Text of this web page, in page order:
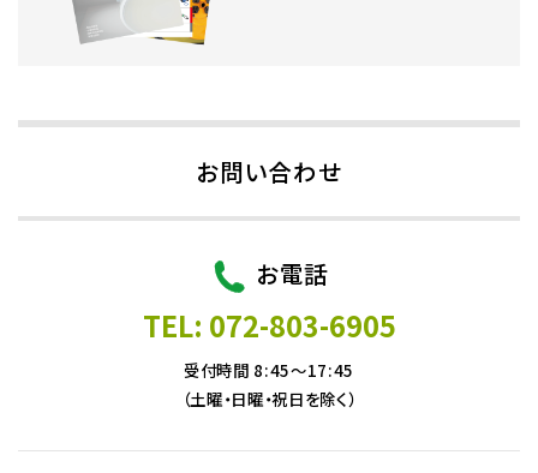
お問い合わせ
お電話
TEL: 072-803-6905
受付時間 8:45～17:45
（土曜・日曜・祝日を除く）